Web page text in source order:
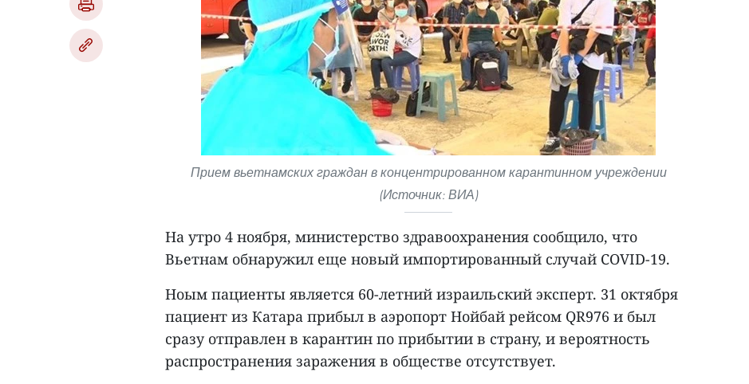
Прием вьетнамских граждан в концентрированном карантинном учреждении
(Источник: ВИА)
На утро 4 ноября, министерство здравоохранения сообщило, что
Вьетнам обнаружил еще новый импортированный случай COVID-19.
Ноым пациенты является 60-летний израильский эксперт. 31 октября
пациент из Катара прибыл в аэропорт Нойбай рейсом QR976 и был
сразу отправлен в карантин по прибытии в страну, и вероятность
распространения заражения в обществе отсутствует.